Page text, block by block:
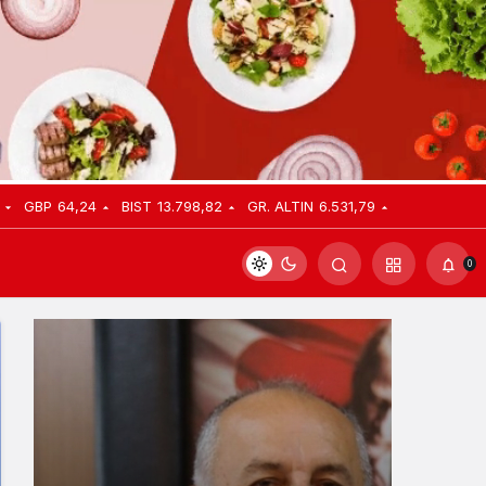
GBP 64,24 BIST 13.798,82 GR. ALTIN 6.531,79
0